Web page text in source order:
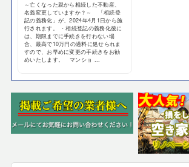
～亡くなった親から相続した不動産、
名義変更していますか？～ 「相続登
記の義務化」が、2024年4月1日から施
行されます。 ・相続登記の義務化後に
は、期限までに手続きを行わない場
合、最高で10万円の過料に処せられま
すので、お早めに変更の手続きをお勧
めいたします。 マンショ ...